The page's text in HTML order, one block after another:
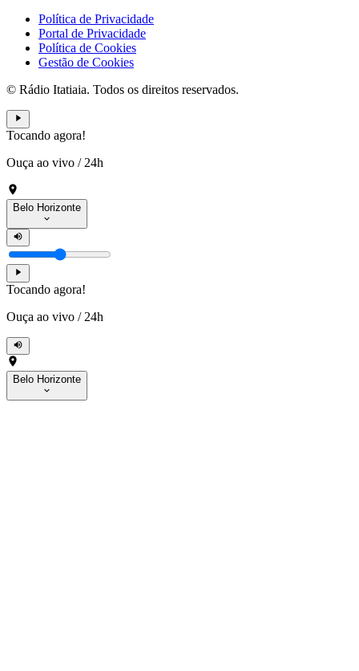
Política de Privacidade
Portal de Privacidade
Política de Cookies
Gestão de Cookies
© Rádio Itatiaia. Todos os direitos reservados.
Tocando agora!
Ouça ao vivo / 24h
Belo Horizonte
Tocando agora!
Ouça ao vivo / 24h
Belo Horizonte